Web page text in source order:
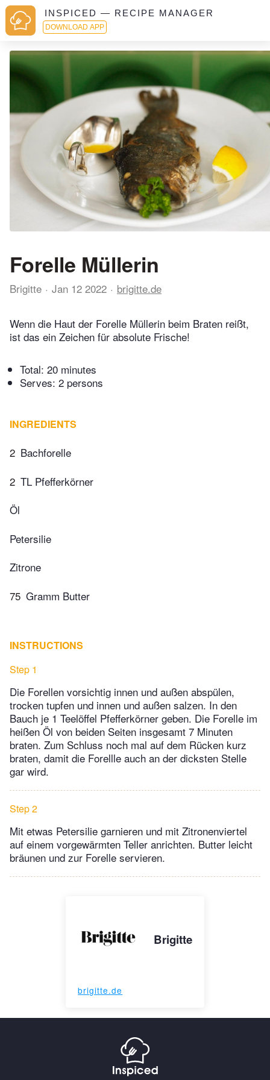
INSPICED — RECIPE MANAGER
DOWNLOAD APP
Forelle Müllerin
Brigitte Jan 12 2022 brigitte.de
Wenn die Haut der Forelle Müllerin beim Braten reißt,
ist das ein Zeichen für absolute Frische!
Total: 20 minutes
Serves: 2 persons
INGREDIENTS
2 Bachforelle
2 TL Pfefferkörner
Öl
Petersilie
Zitrone
75 Gramm Butter
INSTRUCTIONS
Step 1
Die Forellen vorsichtig innen und außen abspülen,
trocken tupfen und innen und außen salzen. In den
Bauch je 1 Teelöffel Pfefferkörner geben. Die Forelle im
heißen Öl von beiden Seiten insgesamt 7 Minuten
braten. Zum Schluss noch mal auf dem Rücken kurz
braten, damit die Forellle auch an der dicksten Stelle
gar wird.
Step 2
Mit etwas Petersilie garnieren und mit Zitronenviertel
auf einem vorgewärmten Teller anrichten. Butter leicht
bräunen und zur Forelle servieren.
Brigitte
brigitte.de